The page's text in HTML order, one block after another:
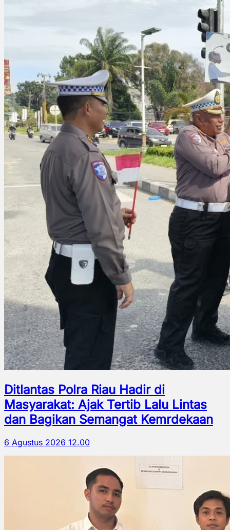
Ditlantas Polra Riau Hadir di
Masyarakat: Ajak Tertib Lalu Lintas
dan Bagikan Semangat Kemrdekaan
6 Agustus 2026 12.00